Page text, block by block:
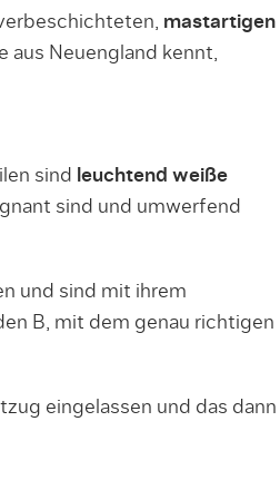
mastartigen
aus Neuengland kennt,
sind leuchtend weiße
sind und umwerfend
und sind mit ihrem
B, mit dem genau richtigen
eingelassen und das dann